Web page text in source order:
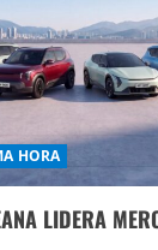
HORA
LIDERA